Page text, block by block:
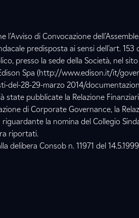
di Convocazione
predisposta ai sensi dell’art. 153
presso la sede della Società, nel
Spa (http://www.edison.it/it/
del-28-29-marzo 2014/
state pubblicate la Relazione
di Corporate Governance, la
la nomina del Collegio
riportati.
Consob n. 11971 del